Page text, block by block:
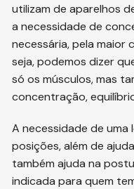
utilizam de aparelhos
a necessidade de
necessária, pela maior
seja, podemos dizer
só os músculos, mas
concentração,
A necessidade de uma
posições, além de
também ajuda na
indicada para quem